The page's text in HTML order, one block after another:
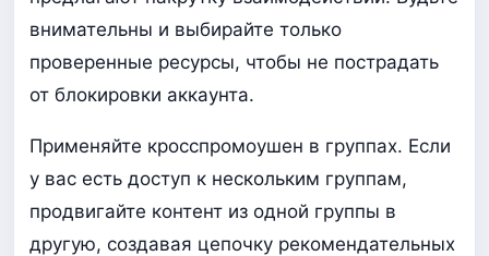
внимательны и выбирайте только
проверенные ресурсы, чтобы не пострадать
от блокировки аккаунта.
Применяйте кросспромоушен в группах. Если
у вас есть доступ к нескольким группам,
продвигайте контент из одной группы в
другую, создавая цепочку рекомендательных